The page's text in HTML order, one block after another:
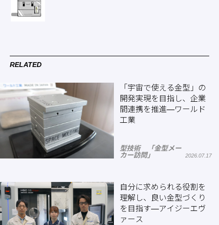
RELATED
「宇宙で使える金型」の
開発実現を目指し、企業
間連携を推進―ワールド
工業
型技術 「金型メー
カー訪問」
2026.07.17
自分に求められる役割を
理解し、良い金型づくり
を目指す―アイジーエヴ
ァース